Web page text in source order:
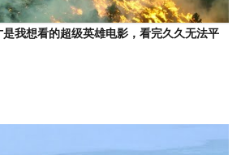
是我想看的超级英雄电影，看完久久无法平